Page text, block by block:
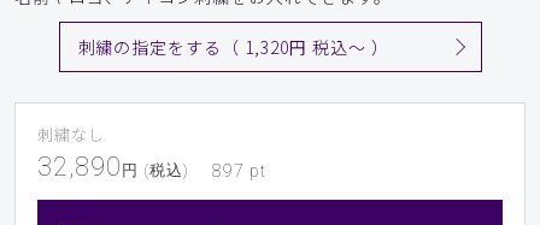
刺繍の指定をする（ 1,320円 税込〜 ）
刺繍なし
32,890 円 (税込) 897 pt